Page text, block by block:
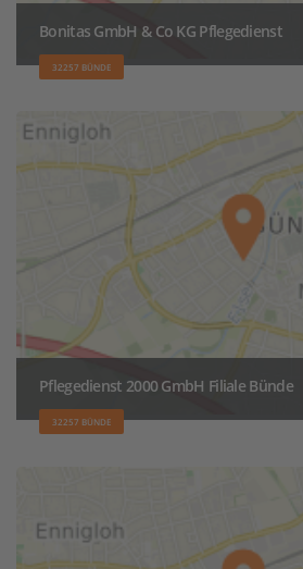
Bonitas GmbH & Co KG Pflegedienst
32257 BÜNDE
Pflegedienst 2000 GmbH Filiale Bünde
32257 BÜNDE